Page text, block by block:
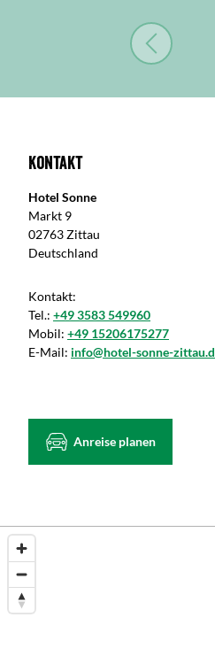
Kontakt
Hotel Sonne
Markt 9
02763 Zittau
Deutschland
Kontakt:
Tel.: +49 3583 549960
Mobil: +49 15206175277
E-Mail: info@hotel-sonne-
Anreise planen